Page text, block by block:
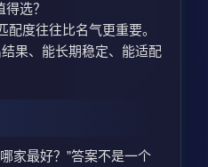
选？
度往往比名气更重要。
果、能长期稳定、能适配
家最好？”答案不是一个